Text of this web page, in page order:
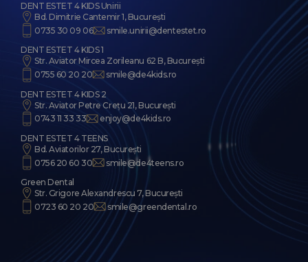
DENT ESTET 4 KIDS Unirii
Bd. Dimitrie Cantemir 1, București
0735 30 09 06
smile.unirii@dentestet.ro
DENT ESTET 4 KIDS 1
Str. Aviator Mircea Zorileanu 62 B, București
0755 60 20 20
smile@de4kids.ro
DENT ESTET 4 KIDS 2
Str. Aviator Petre Crețu 21, București
0743 11 33 33
enjoy@de4kids.ro
DENT ESTET 4 TEENS
Bd. Aviatorilor 27, București
0756 20 60 30
smile@de4teens.ro
Green Dental
Str. Grigore Alexandrescu 7, București
0723 60 20 20
smile@greendental.ro